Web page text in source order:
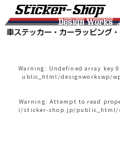
Warning: Undefined array key
ublic_html/designworkswp/
Warning: Attempt to read
i/sticker-shop.jp/public_html/